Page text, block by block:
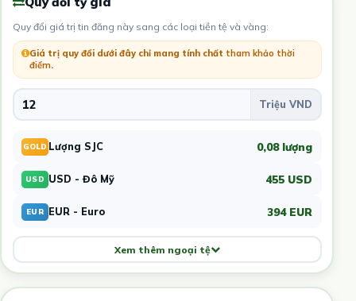
Quy đổi giá trị tin đăng này sang các loại tiền tệ và vàng:
Giá trị quy đổi dưới đây chỉ mang tính chất tham khảo thời
điểm.
GOLD Lượng SJC 0,08 lượng
USD USD - Đô Mỹ 455 USD
EUR EUR - Euro 394 EUR
Xem thêm ngoại tệ